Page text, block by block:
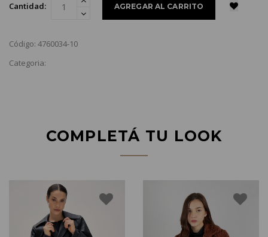
Cantidad:
Código: 4760034-10
Categoria:
COMPLETÁ TU LOOK